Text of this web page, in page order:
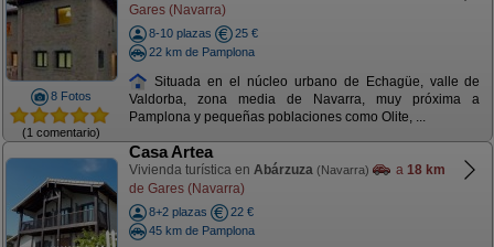
8 Fotos
(1 comentario)
Gares (Navarra)
8-10 plazas
25 €
22 km de Pamplona
Situada en el núcleo urbano de Echagüe, valle de
Valdorba, zona media de Navarra, muy próxima a
Pamplona y pequeñas poblaciones como Olite, ...
Casa Artea
Vivienda turística en Abárzuza (Navarra) a 18 km
de Gares (Navarra)
8+2 plazas
22 €
45 km de Pamplona